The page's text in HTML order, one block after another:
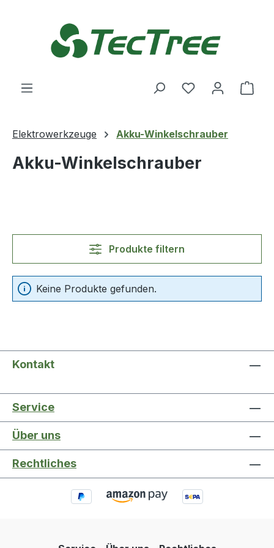
Du hast 0
Elektrowerkzeuge Akku-Winkelschrauber
Akku-Winkelschrauber
Produkte filtern
Keine Produkte gefunden.
Kontakt
Service
Über uns
Rechtliches